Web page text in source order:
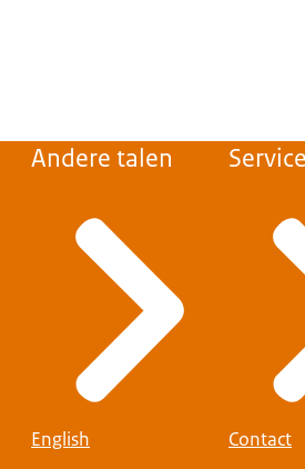
Andere talen
English
Service
Contact